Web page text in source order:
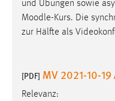
und Übungen sowie
Moodle-Kurs. Die
zur Hälfte als
[PDF] MV 2021-10-19
Relevanz: